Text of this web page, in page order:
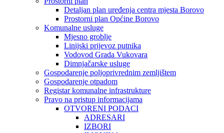
Detaljan plan uređenja centra mjesta Borovo
Prostorni plan Općine Borovo
Komunalne usluge
Mjesno groblje
Linijski prijevoz putnika
Vodovod Grada Vukovara
Dimnjačarske usluge
Gospodarenje poljoprivrednim zemljištem
Gospodarenje otpadom
Registar komunalne infrastrukture
Pravo na pristup informacijama
OTVORENI PODACI
ADRESARI
IZBORI